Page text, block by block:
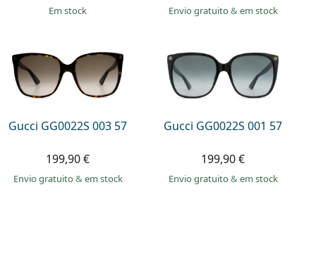
em stock Envio gratuito& em stock
Gucci GG0022S 003 57
199,90 €
Envio gratuito& em stock
Gucci GG0022S 001 57
199,90 €
Envio gratuito& em stock